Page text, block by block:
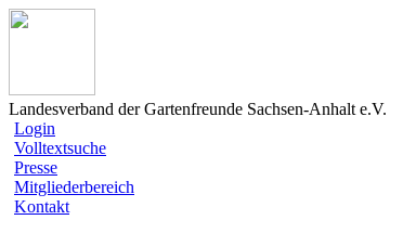
Landesverband der Gartenfreunde Sachsen-Anhalt e.V.
Login
Volltextsuche
Presse
Mitgliederbereich
Kontakt